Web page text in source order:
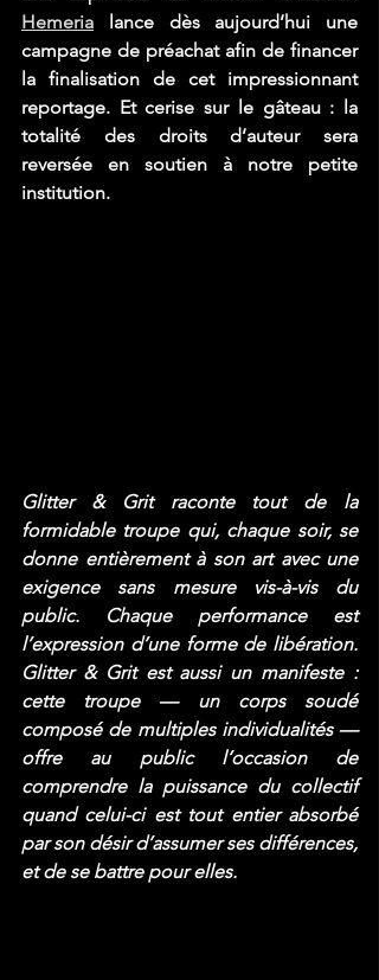
Hemeria
lance dès aujourd’hui une
campagne de préachat afin de financer
la finalisation de cet impressionnant
reportage. Et cerise sur le gâteau : la
totalité des droits d’auteur sera
reversée en soutien à notre petite
institution.
Glitter & Grit raconte tout de la
formidable troupe qui, chaque soir, se
donne entièrement à son art avec une
exigence sans mesure vis-à-vis du
public. Chaque performance est
l’expression d’une forme de libération.
Glitter & Grit est aussi un manifeste :
cette troupe — un corps soudé
composé de multiples individualités —
offre au public l’occasion de
comprendre la puissance du collectif
quand celui-ci est tout entier absorbé
par son désir d’assumer ses différences,
et de se battre pour elles.